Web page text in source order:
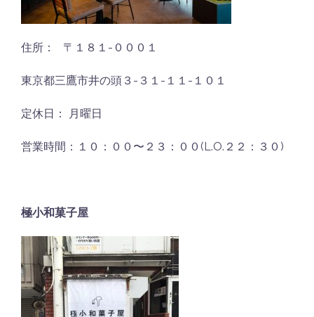
住所： 〒１８１-０００１
東京都三鷹市井の頭３-３１-１１-１０１
定休日： 月曜日
営業時間：１０：００〜２３：００(L.O.２２：３０)
極小和菓子屋